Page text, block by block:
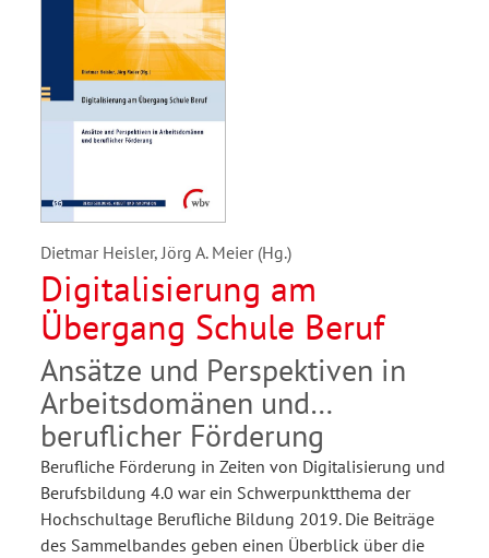
Dietmar Heisler, Jörg A. Meier (Hg.)
Digitalisierung am
Übergang Schule Beruf
Ansätze und Perspektiven in
Arbeitsdomänen und
beruflicher Förderung
Berufliche Förderung in Zeiten von Digitalisierung und
Berufsbildung 4.0 war ein Schwerpunktthema der
Hochschultage Berufliche Bildung 2019. Die Beiträge
des Sammelbandes geben einen Überblick über die